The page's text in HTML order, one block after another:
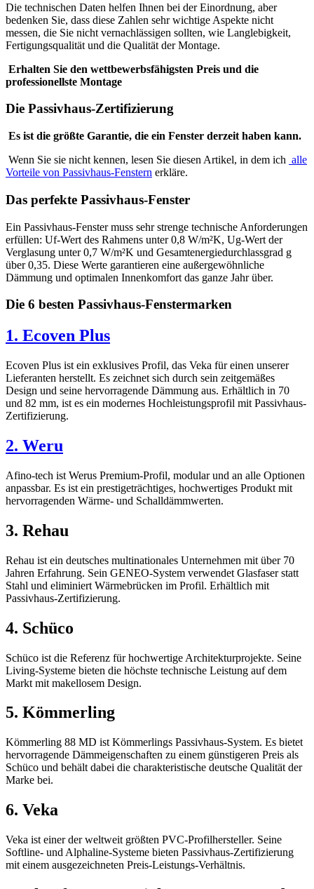
Die technischen Daten helfen Ihnen bei der Einordnung, aber
bedenken Sie, dass diese Zahlen sehr wichtige Aspekte nicht
messen, die Sie nicht vernachlässigen sollten, wie Langlebigkeit,
Fertigungsqualität und die Qualität der Montage.
Erhalten Sie den wettbewerbsfähigsten Preis und die
professionellste Montage
Die Passivhaus-Zertifizierung
Es ist die größte Garantie, die ein Fenster derzeit haben kann.
Wenn Sie sie nicht kennen, lesen Sie diesen Artikel, in dem ich alle
Vorteile von Passivhaus-Fenstern erkläre.
Das perfekte Passivhaus-Fenster
Ein Passivhaus-Fenster muss sehr strenge technische Anforderungen
erfüllen: Uf-Wert des Rahmens unter 0,8 W/m²K, Ug-Wert der
Verglasung unter 0,7 W/m²K und Gesamtenergiedurchlassgrad g
über 0,35. Diese Werte garantieren eine außergewöhnliche
Dämmung und optimalen Innenkomfort das ganze Jahr über.
Die 6 besten Passivhaus-Fenstermarken
1. Ecoven Plus
Ecoven Plus ist ein exklusives Profil, das Veka für einen unserer
Lieferanten herstellt. Es zeichnet sich durch sein zeitgemäßes
Design und seine hervorragende Dämmung aus. Erhältlich in 70
und 82 mm, ist es ein modernes Hochleistungsprofil mit Passivhaus-
Zertifizierung.
2. Weru
Afino-tech ist Werus Premium-Profil, modular und an alle Optionen
anpassbar. Es ist ein prestigeträchtiges, hochwertiges Produkt mit
hervorragenden Wärme- und Schalldämmwerten.
3. Rehau
Rehau ist ein deutsches multinationales Unternehmen mit über 70
Jahren Erfahrung. Sein GENEO-System verwendet Glasfaser statt
Stahl und eliminiert Wärmebrücken im Profil. Erhältlich mit
Passivhaus-Zertifizierung.
4. Schüco
Schüco ist die Referenz für hochwertige Architekturprojekte. Seine
Living-Systeme bieten die höchste technische Leistung auf dem
Markt mit makellosem Design.
5. Kömmerling
Kömmerling 88 MD ist Kömmerlings Passivhaus-System. Es bietet
hervorragende Dämmeigenschaften zu einem günstigeren Preis als
Schüco und behält dabei die charakteristische deutsche Qualität der
Marke bei.
6. Veka
Veka ist einer der weltweit größten PVC-Profilhersteller. Seine
Softline- und Alphaline-Systeme bieten Passivhaus-Zertifizierung
mit einem ausgezeichneten Preis-Leistungs-Verhältnis.